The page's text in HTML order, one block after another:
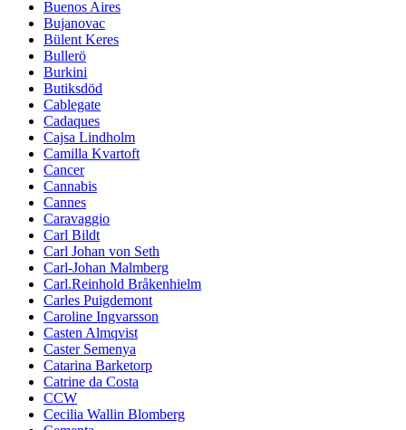
Buenos Aires
Bujanovac
Bülent Keres
Bullerö
Burkini
Butiksdöd
Cablegate
Cadaques
Cajsa Lindholm
Camilla Kvartoft
Cancer
Cannabis
Cannes
Caravaggio
Carl Bildt
Carl Johan von Seth
Carl-Johan Malmberg
Carl.Reinhold Bråkenhielm
Carles Puigdemont
Caroline Ingvarsson
Casten Almqvist
Caster Semenya
Catarina Barketorp
Catrine da Costa
CCW
Cecilia Wallin Blomberg